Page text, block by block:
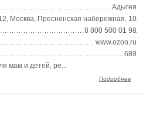
Адыгея
Москва, Пресненская набережная, 10
8 800 500 01 98
www.ozon.ru
689
мам и детей, ре...
Подробнее